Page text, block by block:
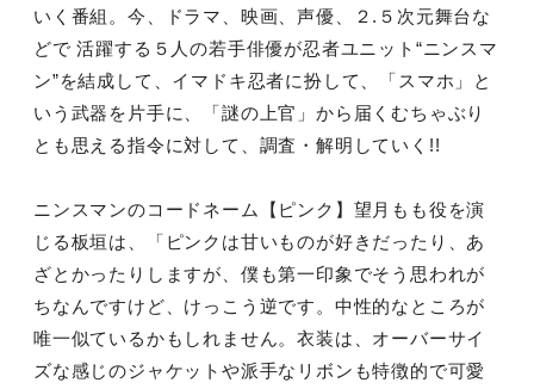
いく番組。今、ドラマ、映画、声優、２.５次元舞台な
どで 活躍する５人の若手俳優が忍者ユニット“ニンスマ
ン”を結成して、イマドキ忍者に扮して、「スマホ」と
いう武器を片手に、「謎の上官」から届くむちゃぶり
とも思える指令に対して、調査・解明していく!!
ニンスマンのコードネーム【ピンク】望月もも役を演
じる板垣は、「ピンクは甘いものが好きだったり、あ
ざとかったりしますが、僕も第一印象でそう思われが
ちなんですけど、けっこう逆です。中性的なところが
唯一似ているかもしれません。衣装は、オーバーサイ
ズな感じのジャケットや派手なリボンも特徴的で可愛